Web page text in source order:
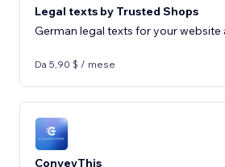
Legal texts by Trusted Shops
German legal texts for your website
Da 5,90 $ / mese
ConveyThis